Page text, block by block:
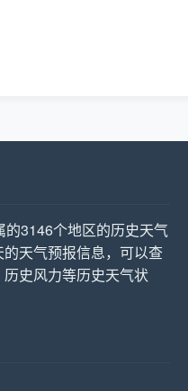
3146个地区的历史天气
天气预报信息，可以查
史风力等历史天气状